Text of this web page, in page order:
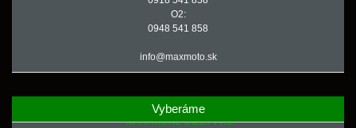
O2:
0948 541 858
info@maxmoto.sk
Vyberáme
NÁHRADNÉ DIELY PRE